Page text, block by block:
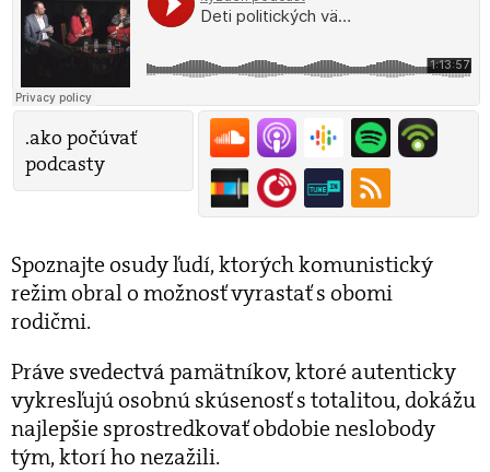
.ako počúvať
podcasty
Spoznajte osudy ľudí, ktorých komunistický
režim obral o možnosť vyrastať s obomi
rodičmi.
Práve svedectvá pamätníkov, ktoré autenticky
vykresľujú osobnú skúsenosť s totalitou, dokážu
najlepšie sprostredkovať obdobie neslobody
tým, ktorí ho nezažili.